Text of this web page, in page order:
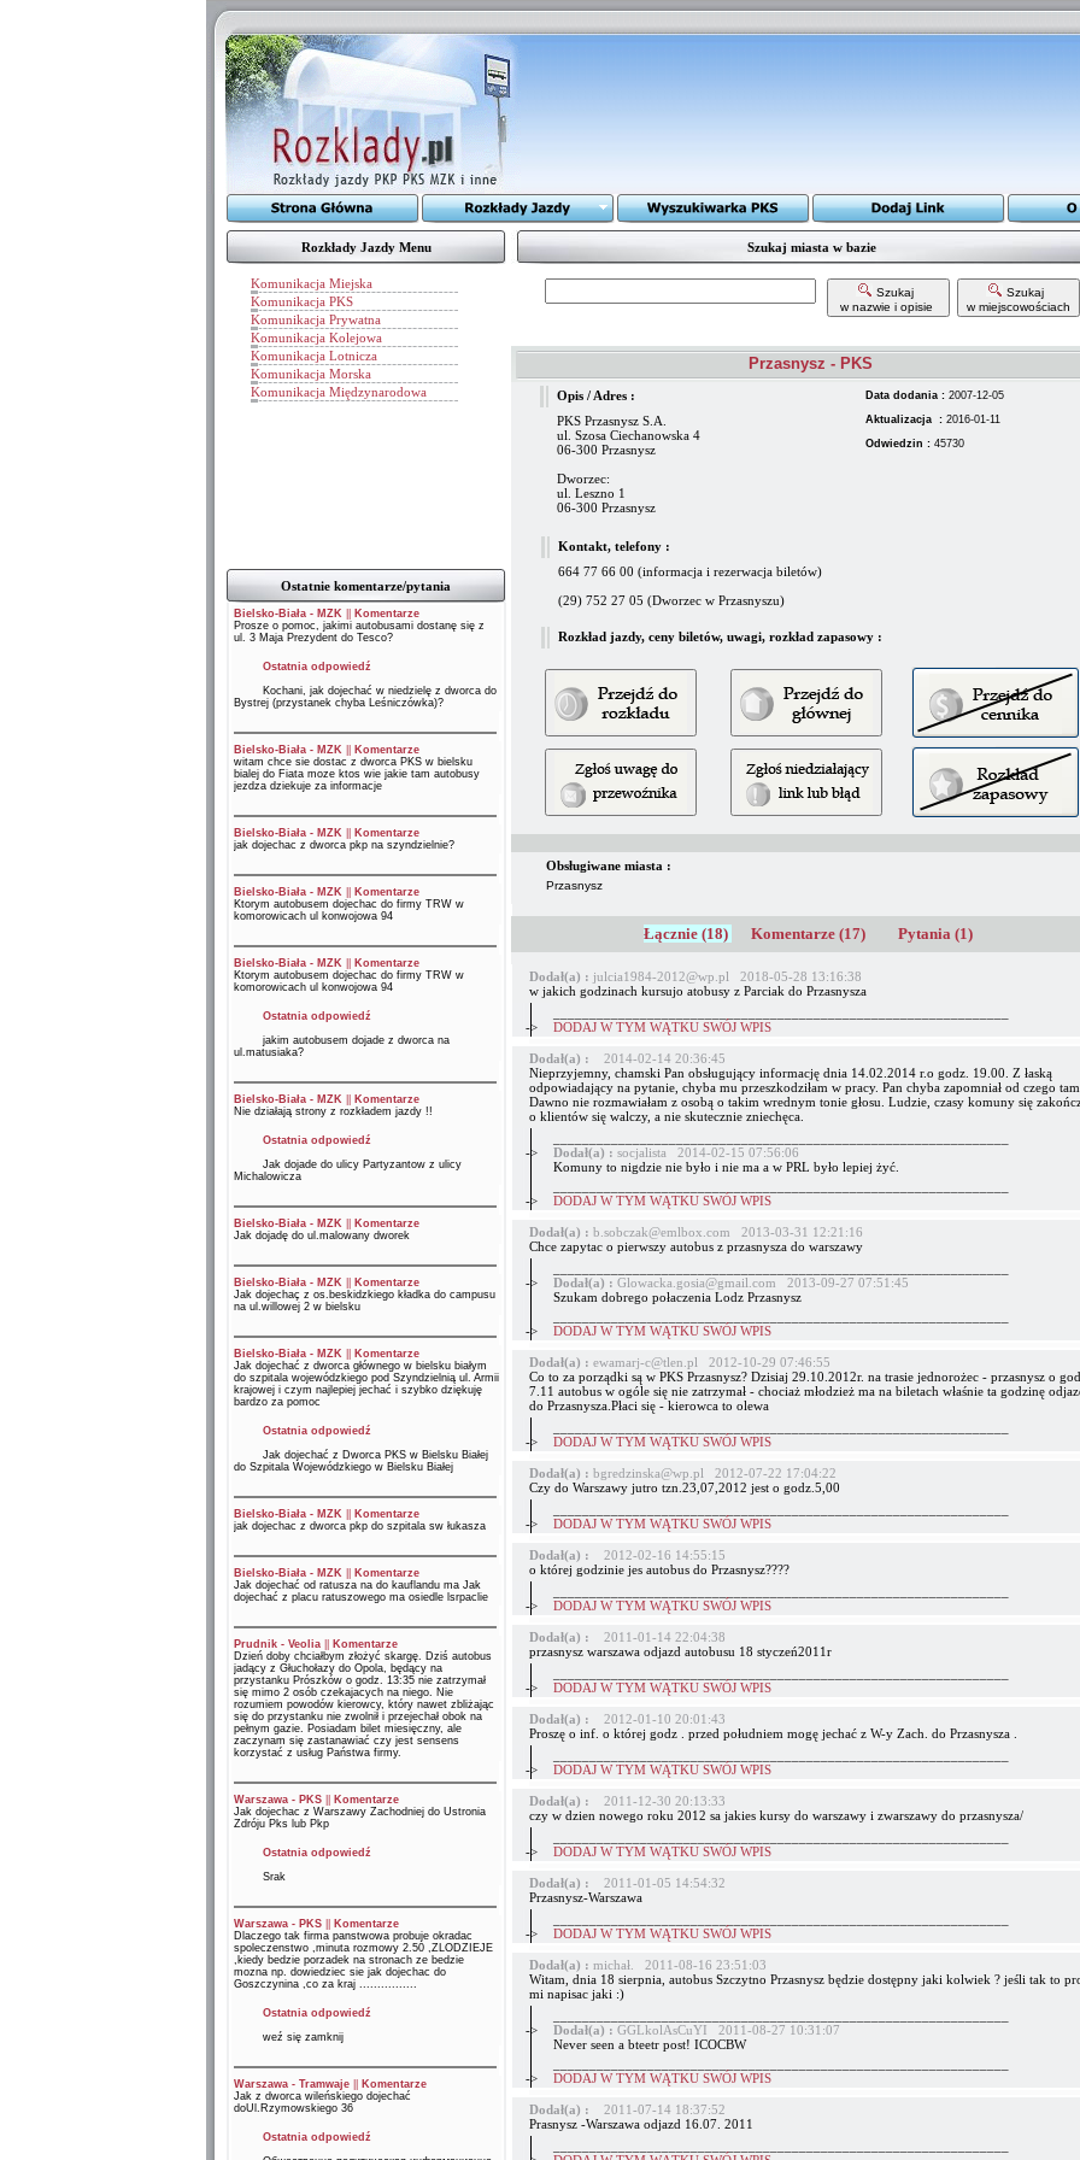
Rozkłady Jazdy Menu
Komunikacja Miejska
Komunikacja PKS
Komunikacja Prywatna
Komunikacja Kolejowa
Komunikacja Lotnicza
Komunikacja Morska
Komunikacja Międzynarodowa
Ostatnie komentarze/pytania
Bielsko-Biała - MZK||
Komentarze
Prosze o pomoc, jakimi autobusami dostanę się z
ul. 3 Maja Prezydent do Tesco?
Ostatnia odpowiedź
Kochani, jak dojechać w niedzielę z dworca do
Bystrej (przystanek chyba Leśniczówka)?
Bielsko-Biała - MZK||
Komentarze
witam chce sie dostac z dworca PKS w bielsku
bialej do Fiata moze ktos wie jakie tam autobusy
jezdza dziekuje za informacje
Bielsko-Biała - MZK||
Komentarze
jak dojechac z dworca pkp na szyndzielnie?
Bielsko-Biała - MZK||
Komentarze
Ktorym autobusem dojechac do firmy TRW w
komorowicach ul konwojowa 94
Bielsko-Biała - MZK||
Komentarze
Ktorym autobusem dojechac do firmy TRW w
komorowicach ul konwojowa 94
Ostatnia odpowiedź
jakim autobusem dojade z dworca na
ul.matusiaka?
Bielsko-Biała - MZK||
Komentarze
Nie działają strony z rozkładem jazdy !!
Ostatnia odpowiedź
Jak dojade do ulicy Partyzantow z ulicy
Michalowicza
Bielsko-Biała - MZK||
Komentarze
Jak dojadę do ul.malowany dworek
Bielsko-Biała - MZK||
Komentarze
Jak dojechaç z os.beskidzkiego kładka do campusu
na ul.willowej 2 w bielsku
Bielsko-Biała - MZK||
Komentarze
Jak dojechać z dworca głównego w bielsku białym
do szpitala wojewódzkiego pod Szyndzielnią ul. Armii
krajowej i czym najlepiej jechać i szybko dziękuję
bardzo za pomoc
Ostatnia odpowiedź
Jak dojechać z Dworca PKS w Bielsku Białej
do Szpitala Wojewódzkiego w Bielsku Białej
Bielsko-Biała - MZK||
Komentarze
jak dojechac z dworca pkp do szpitala sw łukasza
Bielsko-Biała - MZK||
Komentarze
Jak dojechać od ratusza na do kauflandu ma Jak
dojechać z placu ratuszowego ma osiedle lsrpaclie
Prudnik - Veolia||
Komentarze
Dzień doby chciałbym złożyć skargę. Dziś autobus
jadący z Głuchołazy do Opola, będący na
przystanku Prószków o godz. 13:35 nie zatrzymał
się mimo 2 osób czekajacych na niego. Nie
rozumiem powodów kierowcy, który nawet zbliżając
się do przystanku nie zwolnił i przejechał obok na
pełnym gazie. Posiadam bilet miesięczny, ale
zaczynam się zastanawiać czy jest sensens
korzystać z usług Państwa firmy.
Warszawa - PKS||
Komentarze
Jak dojechac z Warszawy Zachodniej do Ustronia
Zdróju Pks lub Pkp
Ostatnia odpowiedź
Srak
Warszawa - PKS||
Komentarze
Dlaczego tak firma panstwowa probuje okradac
spoleczenstwo ,minuta rozmowy 2.50 ,ZLODZIEJE
,kiedy bedzie porzadek na stronach ze bedzie
mozna np. dowiedziec sie jak dojechac do
Goszczynina ,co za kraj ................
Ostatnia odpowiedź
weź się zamknij
Warszawa - Tramwaje||
Komentarze
Jak z dworca wileńskiego dojechać
doUl.Rzymowskiego 36
Ostatnia odpowiedź
Szukaj miasta w bazie
Szukaj
w nazwie i opisie
Szukaj
w miejscowościach
Przasnysz - PKS
Opis / Adres : Data dodania : 2007-12-05
PKS Przasnysz S.A.
ul. Szosa Ciechanowska 4
06-300 Przasnysz
Dworzec:
ul. Leszno 1
06-300 Przasnysz
Aktualizacja : 2016-01-11
Odwiedzin : 45730
Kontakt, telefony :
664 77 66 00 (informacja i rezerwacja biletów)
(29) 752 27 05 (Dworzec w Przasnyszu)
Rozkład jazdy, ceny biletów, uwagi, rozkład zapasowy :
Obsługiwane miasta :
Przasnysz
Łącznie (18) Komentarze (17) Pytania (1)
Dodał(a) : julcia1984-2012@wp.pl 2018-05-28 13:16:38
w jakich godzinach kursujo atobusy z Parciak do Przasnysza
->
DODAJ W TYM WĄTKU SWÓJ WPIS
Dodał(a) :
2014-02-14 20:36:45
Nieprzyjemny, chamski Pan obsługujący informację dnia 14.02.2014 r.o godz. 19.00. Z łaską
odpowiadający na pytanie, chyba mu przeszkodziłam w pracy. Pan chyba zapomniał od czego tam
Dawno nie rozmawiałam z osobą o takim wrednym tonie głosu. Ludzie, czasy komuny się
o klientów się walczy, a nie skutecznie zniechęca.
->
Dodał(a) : socjalista 2014-02-15 07:56:06
Komuny to nigdzie nie było i nie ma a w PRL było lepiej żyć.
->
DODAJ W TYM WĄTKU SWÓJ WPIS
Dodał(a) : b.sobczak@emlbox.com 2013-03-31 12:21:16
Chce zapytac o pierwszy autobus z przasnysza do warszawy
->
Dodał(a) : Glowacka.gosia@gmail.com 2013-09-27 07:51:45
Szukam dobrego połaczenia Lodz Przasnysz
->
DODAJ W TYM WĄTKU SWÓJ WPIS
Dodał(a) : ewamarj-c@tlen.pl 2012-10-29 07:46:55
Co to za porządki są w PKS Przasnysz? Dzisiaj 29.10.2012r. na trasie jednorożec - przasnysz o
7.11 autobus w ogóle się nie zatrzymał - chociaż młodzież ma na biletach właśnie ta godzinę
do Przasnysza.Płaci się - kierowca to olewa
->
DODAJ W TYM WĄTKU SWÓJ WPIS
Dodał(a) : bgredzinska@wp.pl 2012-07-22 17:04:22
Czy do Warszawy jutro tzn.23,07,2012 jest o godz.5,00
->
DODAJ W TYM WĄTKU SWÓJ WPIS
Dodał(a) :
2012-02-16 14:55:15
o której godzinie jes autobus do Przasnysz????
->
DODAJ W TYM WĄTKU SWÓJ WPIS
Dodał(a) :
2011-01-14 22:04:38
przasnysz warszawa odjazd autobusu 18 styczeń2011r
->
DODAJ W TYM WĄTKU SWÓJ WPIS
Dodał(a) :
2012-01-10 20:01:43
Proszę o inf. o której godz . przed południem mogę jechać z W-y Zach. do Przasnysza .
->
DODAJ W TYM WĄTKU SWÓJ WPIS
Dodał(a) :
2011-12-30 20:13:33
czy w dzien nowego roku 2012 sa jakies kursy do warszawy i zwarszawy do przasnysza/
->
DODAJ W TYM WĄTKU SWÓJ WPIS
Dodał(a) :
2011-01-05 14:54:32
Przasnysz-Warszawa
->
DODAJ W TYM WĄTKU SWÓJ WPIS
Dodał(a) : michał. 2011-08-16 23:51:03
Witam, dnia 18 sierpnia, autobus Szczytno Przasnysz będzie dostępny jaki kolwiek ? jeśli tak to
mi napisac jaki :)
->
Dodał(a) : GGLkolAsCuYI 2011-08-27 10:31:07
Never seen a bteetr post! ICOCBW
->
DODAJ W TYM WĄTKU SWÓJ WPIS
Dodał(a) :
2011-07-14 18:37:52
Prasnysz -Warszawa odjazd 16.07. 2011